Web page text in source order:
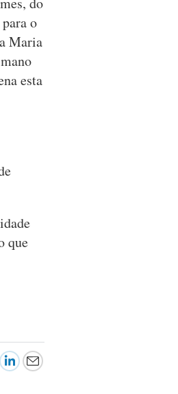
o
Maria
esta
que